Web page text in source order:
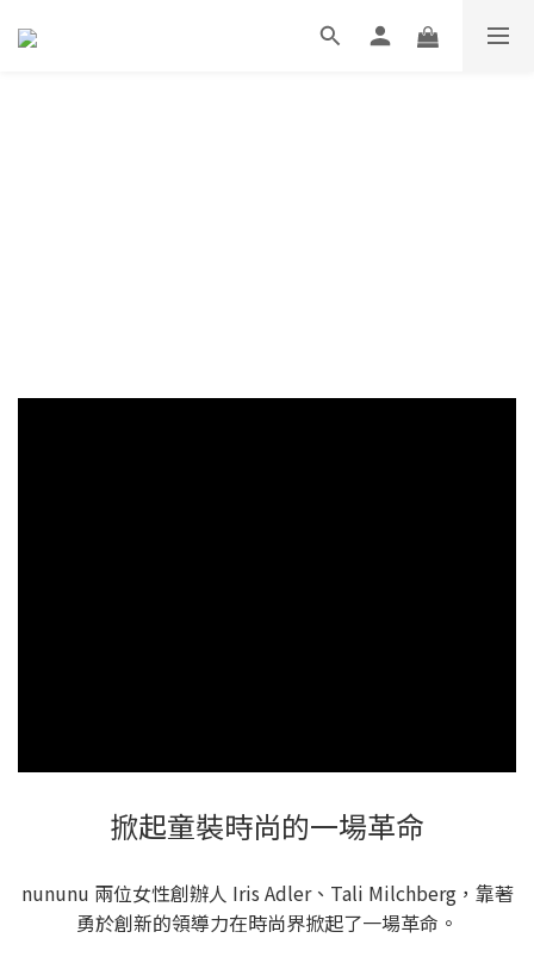
掀起童裝時尚的一場革命
nununu 兩位女性創辦人 Iris Adler、Tali Milchberg，靠著
勇於創新的領導力在時尚界掀起了一場革命。